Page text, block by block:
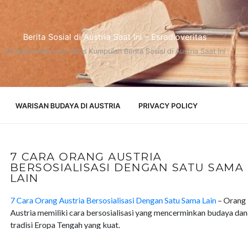
Berita Sosial di Austria Saat Ini – Esradioveritas
Esradioveritas.com Situs Kumpulan Berita Sosial di Austria Saat Ini
WARISAN BUDAYA DI AUSTRIA PRIVACY POLICY
7 CARA ORANG AUSTRIA
BERSOSIALISASI DENGAN SATU SAMA
LAIN
7 Cara Orang Austria Bersosialisasi Dengan Satu Sama Lain– Orang
Austria memiliki cara bersosialisasi yang mencerminkan budaya dan
tradisi Eropa Tengah yang kuat.